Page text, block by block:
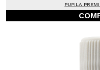
PUPILA